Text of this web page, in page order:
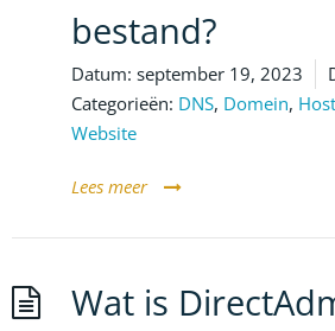
bestand?
Datum: september 19, 2023
Categorieën: DNS, Domein,
Website
Lees meer
Wat is